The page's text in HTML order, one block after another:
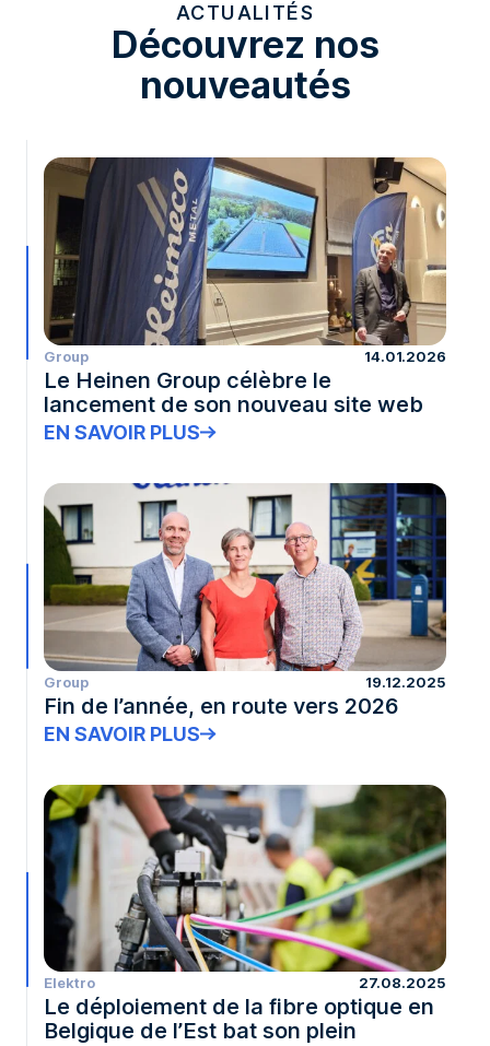
ACTUALITÉS
Découvrez nos
nouveautés
Group 14.01.2026
Le Heinen Group célèbre le
lancement de son nouveau site web
EN SAVOIR PLUS
Group 19.12.2025
Fin de l’année, en route vers 2026
EN SAVOIR PLUS
Elektro 27.08.2025
Le déploiement de la fibre optique en
Belgique de l’Est bat son plein